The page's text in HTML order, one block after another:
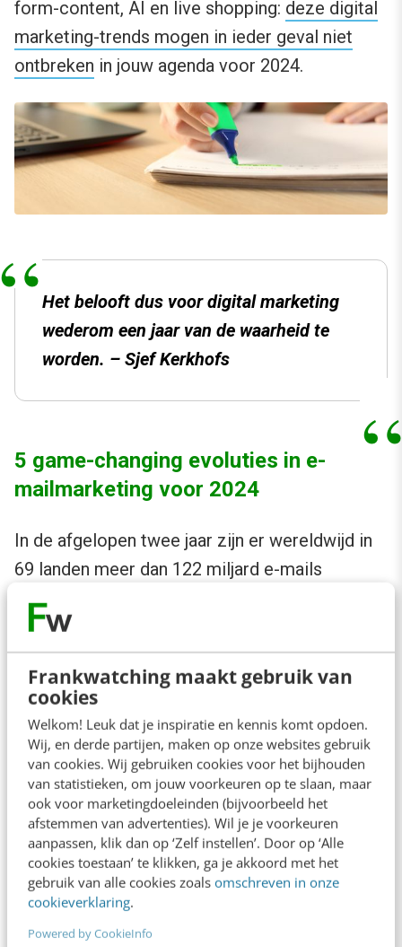
Frankwatching maakt gebruik van
cookies
Welkom! Leuk dat je inspiratie en kennis komt opdoen.
Wij, en derde partijen, maken op onze websites gebruik
van cookies. Wij gebruiken cookies voor het bijhouden
van statistieken, om jouw voorkeuren op te slaan, maar
ook voor marketingdoeleinden (bijvoorbeeld het
afstemmen van advertenties). Wil je je voorkeuren
aanpassen, klik dan op ‘Zelf instellen’. Door op ‘Alle
cookies toestaan’ te klikken, ga je akkoord met het
gebruik van alle cookies zoals omschreven in onze
cookieverklaring.
Powered by CookieInfo
form-content, AI en live shopping: deze digital
marketing-trends mogen in ieder geval niet
ontbreken in jouw agenda voor 2024.
Het belooft dus voor digital marketing
wederom een jaar van de waarheid te
worden. – Sjef Kerkhofs
5 game-changing evoluties in e-
mailmarketing voor 2024
In de afgelopen twee jaar zijn er wereldwijd in
69 landen meer dan 122 miljard e-mails
verstuurd – verdeeld over ruim 3 miljoen
campagnes. Het kanaal e-mail is dus nog lang
niet dood. Maar hoe behaal ook jij volgend jaar
de beste resultaten uit dit hyperpersoonlijke
ontwikkelingen in e-mailmarketing voor 2024.
SEA-trends voor 2024: een compleet